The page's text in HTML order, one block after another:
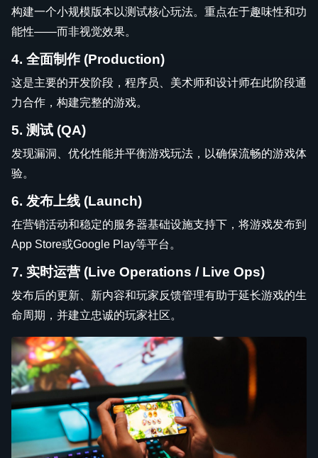
构建一个小规模版本以测试核心玩法。重点在于趣味性和功
能性——而非视觉效果。
4. 全面制作 (Production)
这是主要的开发阶段，程序员、美术师和设计师在此阶段通
力合作，构建完整的游戏。
5. 测试 (QA)
发现漏洞、优化性能并平衡游戏玩法，以确保流畅的游戏体
验。
6. 发布上线 (Launch)
在营销活动和稳定的服务器基础设施支持下，将游戏发布到
App Store或Google Play等平台。
7. 实时运营 (Live Operations / Live Ops)
发布后的更新、新内容和玩家反馈管理有助于延长游戏的生
命周期，并建立忠诚的玩家社区。